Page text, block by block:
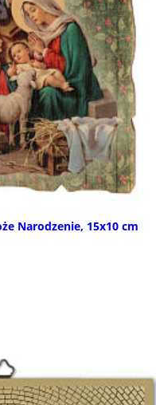
Narodzenie, 15x10 cm